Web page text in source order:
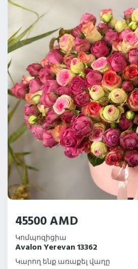
45500 AMD
Կոմպոզիցիա
Avalon Yerevan 13362
Կարող ենք առաքել վաղը